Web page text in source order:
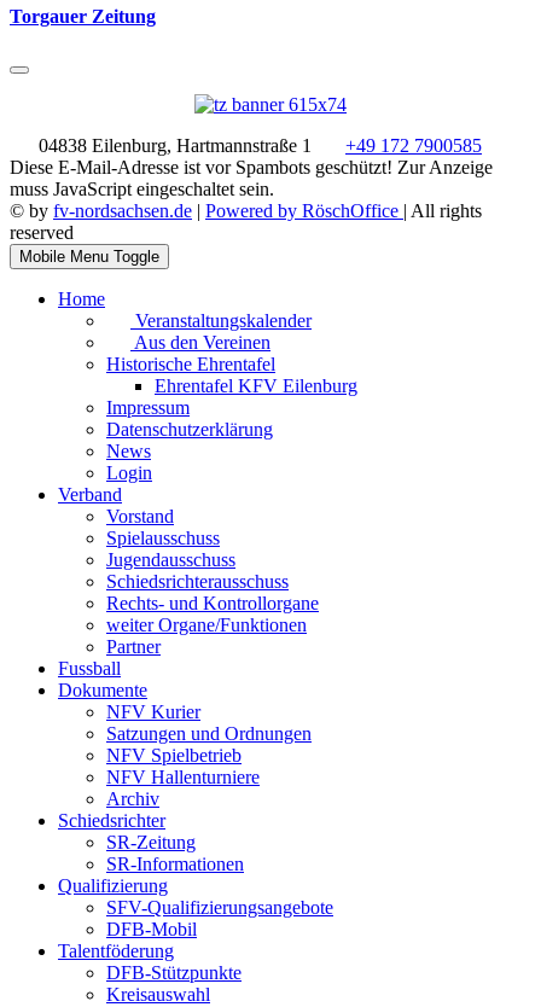
Torgauer Zeitung
04838 Eilenburg, Hartmannstraße 1
+49 172 7900585
Diese E-Mail-Adresse ist vor Spambots geschützt! Zur Anzeige
muss JavaScript eingeschaltet sein.
© by fv-nordsachsen.de | Powered by RöschOffice | All rights
reserved
Mobile Menu Toggle
Home
Veranstaltungskalender
Aus den Vereinen
Historische Ehrentafel
Ehrentafel KFV Eilenburg
Impressum
Datenschutzerklärung
News
Login
Verband
Vorstand
Spielausschuss
Jugendausschuss
Schiedsrichterausschuss
Rechts- und Kontrollorgane
weiter Organe/Funktionen
Partner
Fussball
Dokumente
NFV Kurier
Satzungen und Ordnungen
NFV Spielbetrieb
NFV Hallenturniere
Archiv
Schiedsrichter
SR-Zeitung
SR-Informationen
Qualifizierung
SFV-Qualifizierungsangebote
DFB-Mobil
Talentföderung
DFB-Stützpunkte
Kreisauswahl